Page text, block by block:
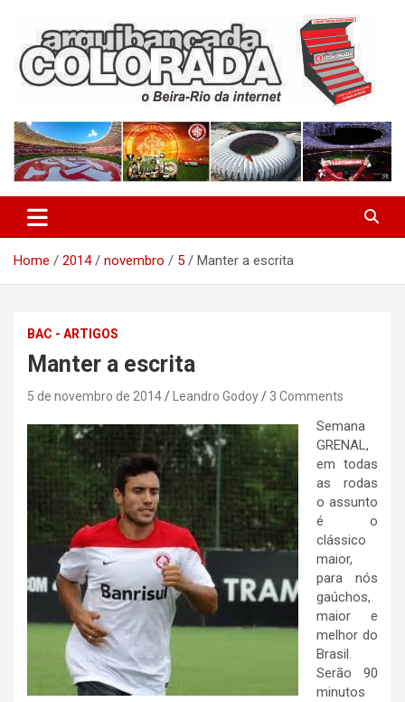
content
Arquibancada Colorada
Home 2014 novembro 5 Manter a escrita
BAC - ARTIGOS
Manter a escrita
5 de novembro de 2014 Leandro Godoy 3 Comments
Semana
GRENAL,
em todas
as rodas
o assunto
é o
clássico
maior,
para nós
gaúchos,
maior e
melhor do
Brasil.
Serão 90
minutos